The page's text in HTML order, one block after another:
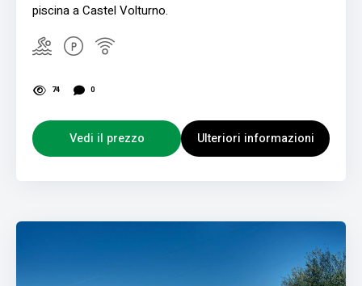
piscina a Castel Volturno.
74 0
Vedi il prezzo Ulteriori informazioni